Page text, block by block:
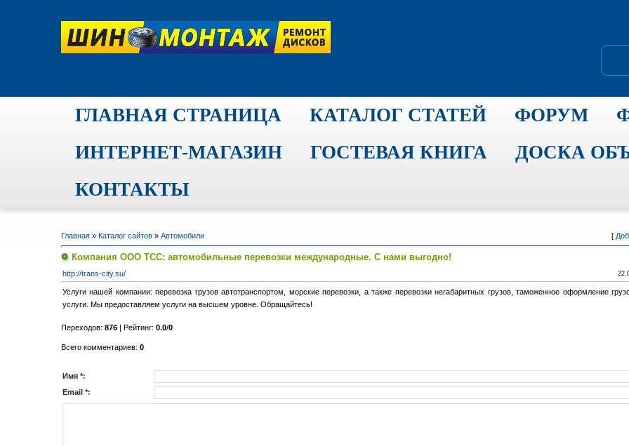
ГЛАВНАЯ СТРАНИЦА КАТАЛОГ СТАТЕЙ ФОРУМ
ИНТЕРНЕТ-МАГАЗИН
ГОСТЕВАЯ КНИГА
ДОСКА
КОНТАКТЫ
Главная » Каталог сайтов » Автомобили [
Компания ООО ТСС: автомобильные перевозки международные. С нами выгодно!
http://trans-city.su/
Услуги нашей компании: перевозка грузов автотранспортом, морские перевозки, а также перевозки негабаритных грузов, таможенное оформление
услуги. Мы предоставляем услуги на высшем уровне. Обращайтесь!
Переходов: 876 | Рейтинг: 0.0/0
Всего комментариев: 0
Имя *:
Email *: